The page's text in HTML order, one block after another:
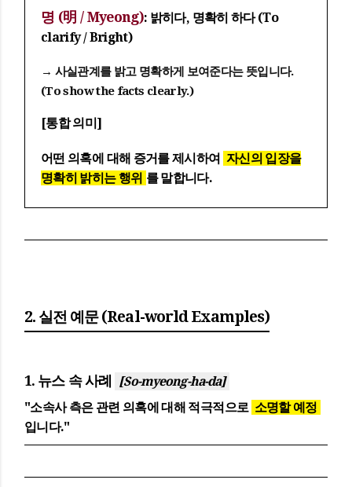
명 (明 / Myeong): 밝히다, 명확히 하다 (To
clarify / Bright)
→ 사실관계를 밝고 명확하게 보여준다는 뜻입니다.
(To show the facts clearly.)
[통합 의미]
어떤 의혹에 대해 증거를 제시하여 자신의 입장을
명확히 밝히는 행위 를 말합니다.
2. 실전 예문 (Real-world Examples)
1. 뉴스 속 사례
[So-myeong-ha-da]
"소속사 측은 관련 의혹에 대해 적극적으로 소명할 예정
입니다."